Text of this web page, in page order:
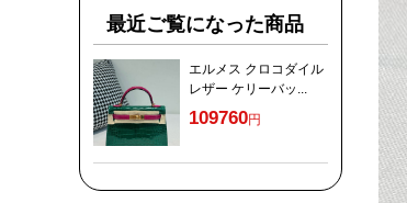
最近ご覧になった商品
エルメス クロコダイル
レザー ケリーバッ...
109760円